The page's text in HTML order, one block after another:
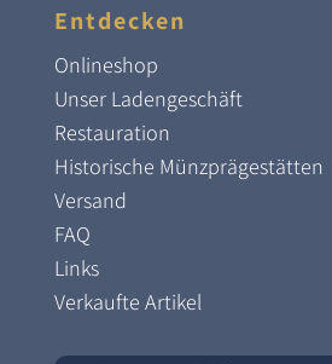
Entdecken
Onlineshop
Unser Ladengeschäft
Restauration
Historische Münzprägestätten
Versand
FAQ
Links
Verkaufte Artikel